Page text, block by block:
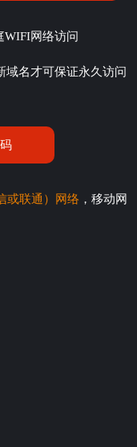
WIFI网络访问
域名才可保证永久访问
或联通）网络 ，移动网